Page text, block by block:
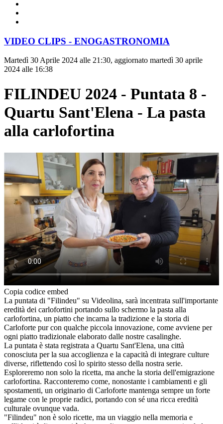
VIDEO CLIPS - ENOGASTRONOMIA
Martedì 30 Aprile 2024 alle 21:30, aggiornato martedì 30 aprile
2024 alle 16:38
FILINDEU 2024 - Puntata 8 -
Quartu Sant'Elena - La pasta
alla carlofortina
Copia codice embed
La puntata di "Filindeu" su Videolina, sarà incentrata sull'importante
eredità dei carlofortini portando sullo schermo la pasta alla
carlofortina, un piatto che incarna la tradizione e la storia di
Carloforte pur con qualche piccola innovazione, come avviene per
ogni piatto tradizionale elaborato dalle nostre casalinghe.
La puntata è stata registrata a Quartu Sant'Elena, una città
conosciuta per la sua accoglienza e la capacità di integrare culture
diverse, riflettendo così lo spirito stesso della nostra serie.
Esploreremo non solo la ricetta, ma anche la storia dell'emigrazione
carlofortina. Racconteremo come, nonostante i cambiamenti e gli
spostamenti, un originario di Carloforte mantenga sempre un forte
legame con le proprie radici, portando con sé una ricca eredità
culturale ovunque vada.
"Filindeu" non è solo ricette, ma un viaggio nella memoria e